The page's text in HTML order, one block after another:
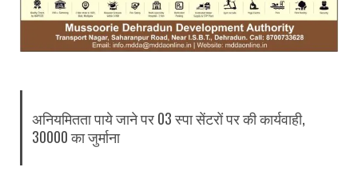
अनियमितता पाये जाने पर 03 स्पा सेंटरों पर की कार्यवाही,
30000 का जुर्माना